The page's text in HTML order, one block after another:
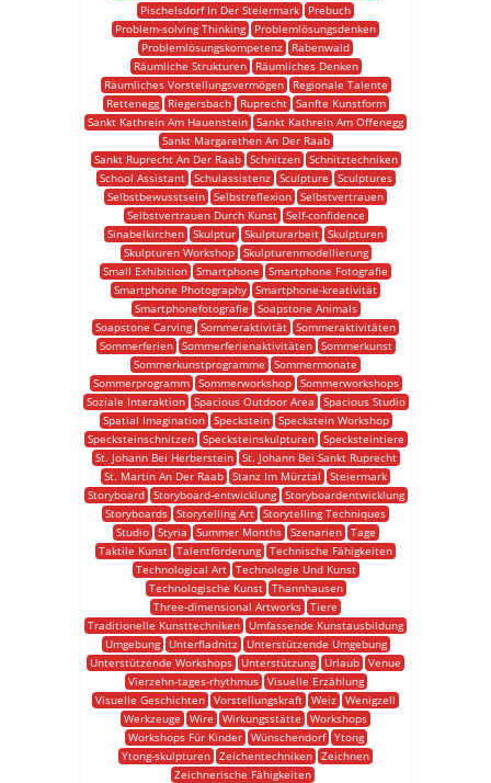
Pischelsdorf In Der Steiermark
Prebuch
Problem-solving Thinking
Problemlösungsdenken
Problemlösungskompetenz
Rabenwald
Räumliche Strukturen
Räumliches Denken
Räumliches Vorstellungsvermögen
Regionale Talente
Rettenegg
Riegersbach Ruprecht
Sanfte Kunstform
Sankt Kathrein Am Hauenstein Sankt Kathrein Am Offenegg
Sankt Margarethen An Der Raab
Sankt Ruprecht An Der Raab
Schnitzen
Schnitztechniken
School Assistant
Schulassistenz Sculpture
Sculptures
Selbstbewusstsein Selbstreflexion Selbstvertrauen
Selbstvertrauen Durch Kunst
Self-confidence
Sinabelkirchen Skulptur Skulpturarbeit Skulpturen
Skulpturen Workshop
Skulpturenmodellierung
Small Exhibition Smartphone
Smartphone Fotografie
Smartphone Photography Smartphone-kreativität
Smartphonefotografie
Soapstone Animals
Soapstone Carving Sommeraktivität Sommeraktivitäten
Sommerferien
Sommerferienaktivitäten
Sommerkunst
Sommerkunstprogramme
Sommermonate
Sommerprogramm
Sommerworkshop
Sommerworkshops
Soziale Interaktion
Spacious Outdoor Area
Spacious Studio
Spatial Imagination
Speckstein
Speckstein Workshop
Specksteinschnitzen
Specksteinskulpturen
Specksteintiere
St. Johann Bei Herberstein
St. Johann Bei Sankt Ruprecht
St. Martin An Der Raab Stanz Im Mürztal
Steiermark
Storyboard
Storyboard-entwicklung
Storyboardentwicklung
Storyboards Storytelling Art Storytelling Techniques
Studio
Styria Summer Months Szenarien
Tage
Taktile Kunst Talentförderung Technische Fähigkeiten
Technological Art
Technologie Und Kunst
Technologische Kunst
Thannhausen
Three-dimensional Artworks Tiere
Traditionelle Kunsttechniken
Umfassende Kunstausbildung
Umgebung
Unterfladnitz
Unterstützende Umgebung
Unterstützende Workshops
Unterstützung Urlaub Venue
Vierzehn-tages-rhythmus
Visuelle Erzählung
Visuelle Geschichten Vorstellungskraft Weiz Wenigzell
Werkzeuge
Wire Wirkungsstätte
Workshops
Workshops Für Kinder
Wünschendorf
Ytong
Ytong-skulpturen Zeichentechniken Zeichnen
Zeichnerische Fähigkeiten